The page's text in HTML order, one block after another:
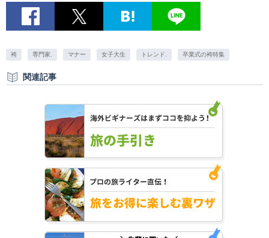
袴 専門家. マナー 女子大生 トレンド. 卒業式の袴特集
関連記事